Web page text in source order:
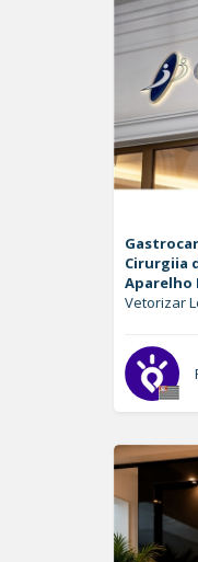
Cirurgiia
Aparelho
Vetorizar